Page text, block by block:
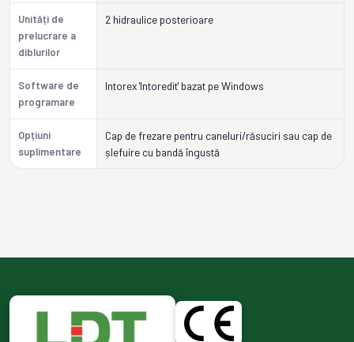
Unități de
prelucrare a
diblurilor
2 hidraulice posterioare
Software de
programare
Intorex 'Intoredit' bazat pe Windows
Opțiuni
suplimentare
Cap de frezare pentru caneluri/răsuciri sau cap de
șlefuire cu bandă îngustă